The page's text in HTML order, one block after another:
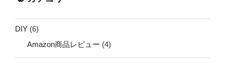
DIY (6)
Amazon商品レビュー (4)